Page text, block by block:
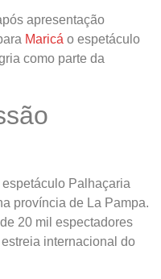
apresentação
Maricá o espetáculo
como parte da
Palhaçaria
província de La Pampa.
20 mil espectadores
internacional do